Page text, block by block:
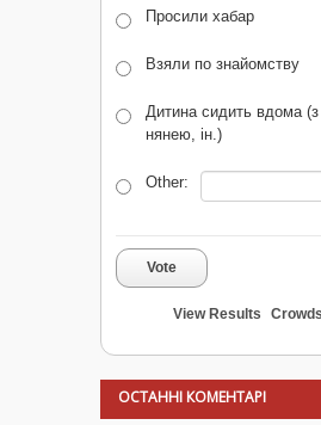
Просили хабар
Взяли по знайомству
Дитина сидить вдома
нянею, ін.)
Other:
Vote
View Results
ОСТАННІ КОМЕНТАРІ